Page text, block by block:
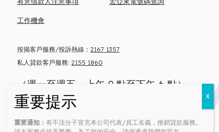
按揭客戶服務/投訴熱線： 2167 1357
私人貸款客戶服務: 2155 1860
（週一至週五，上午 9 點至下午 6 點）
Money lender’s license no: 0371/2026
工作機會
重要通知：有不法分子冒充本公司代表/員工名義，推銷貸款服務。